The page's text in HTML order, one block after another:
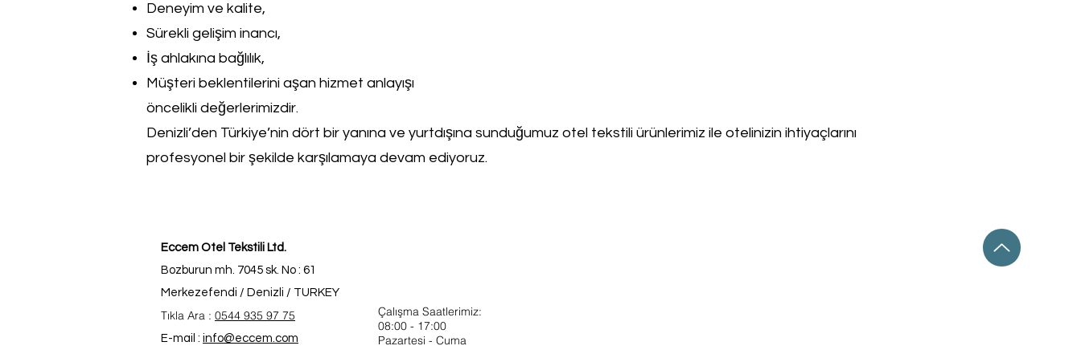
Deneyim ve kalite,
Sürekli gelişim inancı,
İş ahlakına bağlılık,
Müşteri beklentilerini aşan hizmet anlayışı
öncelikli değerlerimizdir.
Denizli’den Türkiye’nin dört bir yanına ve yurtdışına sunduğumuz otel tekstili ürünlerimiz ile otelinizin ihtiyaçlarını
profesyonel bir şekilde karşılamaya devam ediyoruz.
Eccem Otel Tekstili Ltd.
Bozburun mh. 7045 sk. No : 61
Merkezefendi / Denizli / TURKEY
Tıkla Ara : 0544 935 97 75
E-mail : info@eccem.com
Çalışma Saatlerimiz:
08:00 - 17:00
Pazartesi - Cuma